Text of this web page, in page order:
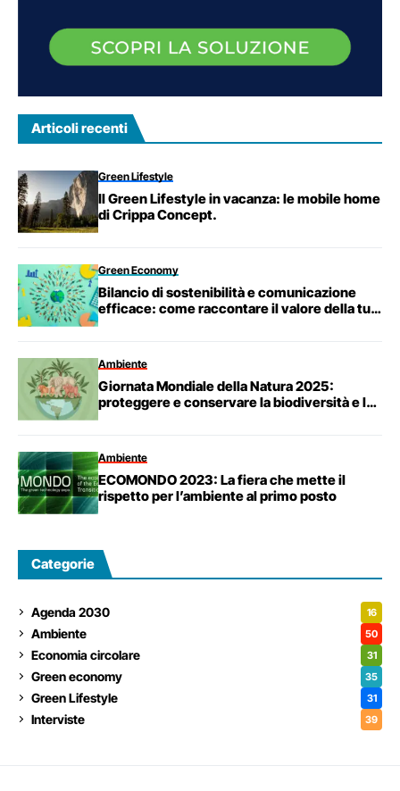
Articoli recenti
Green Lifestyle
Il Green Lifestyle in vacanza: le mobile home
di Crippa Concept.
Green Economy
Bilancio di sostenibilità e comunicazione
efficace: come raccontare il valore della tua
Ambiente
Giornata Mondiale della Natura 2025:
proteggere e conservare la biodiversità e la
Ambiente
ECOMONDO 2023: La fiera che mette il
rispetto per l’ambiente al primo posto
Categorie
Agenda 2030 16
Ambiente 50
Economia circolare 31
Green economy 35
Green Lifestyle 31
Interviste 39